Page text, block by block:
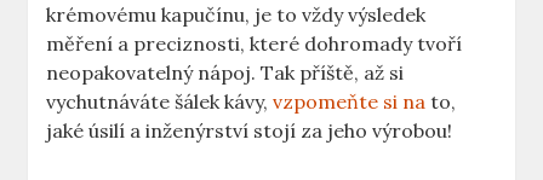
krémovému kapučínu,⁤ je to ‍vždy výsledek
měření a ⁤preciznosti,⁢ které dohromady ⁣tvoří
neopakovatelný nápoj. Tak ‌příště, až si
vychutnáváte šálek kávy,⁣vzpomeňte si na ‍to,
jaké úsilí a inženýrství stojí za ‌jeho výrobou!